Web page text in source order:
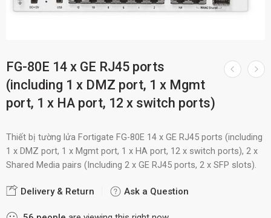
FG-80E 14 x GE RJ45 ports
(including 1 x DMZ port, 1 x Mgmt
port, 1 x HA port, 12 x switch ports)
Thiết bị tường lửa Fortigate FG-80E 14 x GE RJ45 ports (including
1 x DMZ port, 1 x Mgmt port, 1 x HA port, 12 x switch ports), 2 x
Shared Media pairs (Including 2 x GE RJ45 ports, 2 x SFP slots).
Delivery & Return Ask a Question